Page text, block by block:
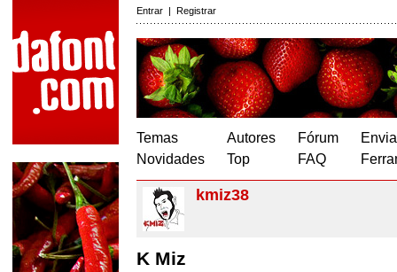
Entrar | Registrar
Temas
Novidades
Autores
Top
Fórum
FAQ
kmiz38
K Miz